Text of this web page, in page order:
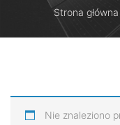
Strona główna
Nie znaleziono